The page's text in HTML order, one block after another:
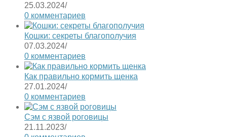
25.03.2024/
0 комментариев
Кошки: секреты благополучия
07.03.2024/
0 комментариев
Как правильно кормить щенка
27.01.2024/
0 комментариев
Сэм с язвой роговицы
21.11.2023/